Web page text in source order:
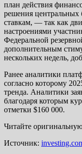
план действия
решения центральных
ставкам, — так как
настроениями
Федеральной
дополнительным
нескольких недель,
Ранее аналитики
согласно которому
тренда. Аналитики
благодаря которым
отметки $160 000.
Читайте
Источник: